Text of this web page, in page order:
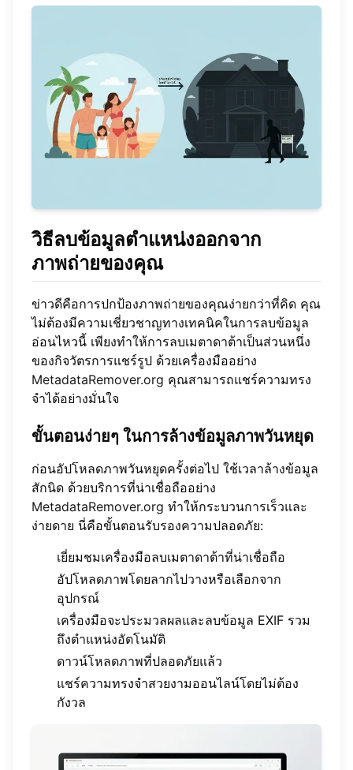
วิธีลบข้อมูลตำแหน่งออกจาก
ภาพถ่ายของคุณ
ข่าวดีคือการปกป้องภาพถ่ายของคุณง่ายกว่าที่คิด คุณ
ไม่ต้องมีความเชี่ยวชาญทางเทคนิคในการลบข้อมูล
อ่อนไหวนี้ เพียงทำให้การลบเมตาดาต้าเป็นส่วนหนึ่ง
ของกิจวัตรการแชร์รูป ด้วยเครื่องมืออย่าง
MetadataRemover.org คุณสามารถแชร์ความทรง
จำได้อย่างมั่นใจ
ขั้นตอนง่ายๆ ในการล้างข้อมูลภาพวันหยุด
ก่อนอัปโหลดภาพวันหยุดครั้งต่อไป ใช้เวลาล้างข้อมูล
สักนิด ด้วยบริการที่น่าเชื่อถืออย่าง
MetadataRemover.org ทำให้กระบวนการเร็วและ
ง่ายดาย นี่คือขั้นตอนรับรองความปลอดภัย:
เยี่ยมชมเครื่องมือลบเมตาดาต้าที่น่าเชื่อถือ
อัปโหลดภาพโดยลากไปวางหรือเลือกจาก
อุปกรณ์
เครื่องมือจะประมวลผลและลบข้อมูล EXIF รวม
ถึงตำแหน่งอัตโนมัติ
ดาวน์โหลดภาพที่ปลอดภัยแล้ว
แชร์ความทรงจำสวยงามออนไลน์โดยไม่ต้อง
กังวล